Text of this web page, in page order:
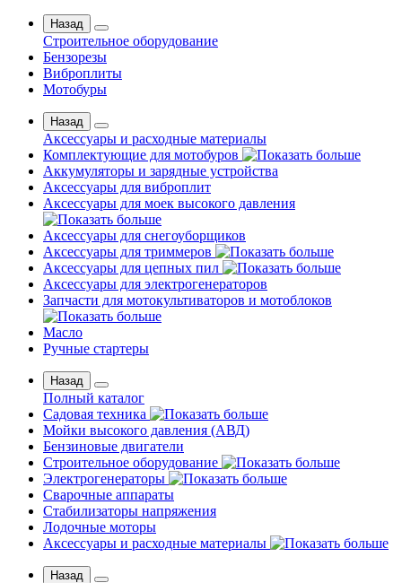
Назад
Строительное оборудование
Бензорезы
Виброплиты
Мотобуры
Назад
Аксессуары и расходные материалы
Комплектующие для мотобуров
Аккумуляторы и зарядные устройства
Аксессуары для виброплит
Аксессуары для моек высокого давления
Аксессуары для снегоуборщиков
Аксессуары для триммеров
Аксессуары для цепных пил
Аксессуары для электрогенераторов
Запчасти для мотокультиваторов и мотоблоков
Масло
Ручные стартеры
Назад
Полный каталог
Садовая техника
Мойки высокого давления (АВД)
Бензиновые двигатели
Строительное оборудование
Электрогенераторы
Сварочные аппараты
Стабилизаторы напряжения
Лодочные моторы
Аксессуары и расходные материалы
Назад